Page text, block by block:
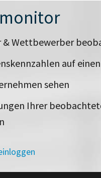
& Wettbewerber
auf
sehen
Ihrer